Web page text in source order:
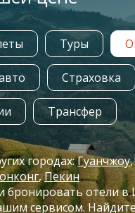
Туры
Страховка
Трансфер
городах:Гуанчжоу
Пекин
бронировать отели в
сервисом.